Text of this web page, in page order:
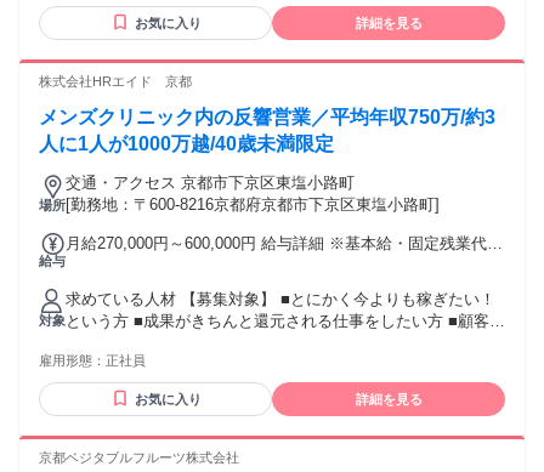
場合 ・PL(プロジェクトリーダー)手当 ※プロジェクトリーダ
ーになった場合 【昇給】 年1回
たい」 「安定した環境でキャリアを築きたい」 「仕事もプラ
イベートも充実させたい」 ⏩正社員登用を前提とした採用⏩
ですが、 一定期間勤務で正社員登用がございます ・正社員登
UPします ・長谷工グループの各種福利厚生利用可
お気に入り 詳細を見る
株式会社HRエイド 京都
メンズクリニック内の反響営業／平均年収750万/約3
人に1人が1000万越/40歳未満限定
場所
交通・アクセス 京都市下京区東塩小路町
[勤務地：〒600-8216京都府京都市下京区東塩小路町]
給与
月給270,000円～600,000円 給与詳細 ※基本給・固定残業代の
あたり5万円 〜 10万円（固定残業時間：1ヶ月あたり30時間）
固定残業時間を超えた勤務時間については別途残業代を支給
する 【一律手当】 全員に一律で支払われる通勤・皆勤・家族
手当金額：なし 全員に一律で支払われるその他手当金額：な
応じて決定） ※試用期間３ヶ月は、月給25～30万円 ※試用期
間中も、インセンティブの一部（業績連動ボーナス）支給 ■
平均年収750万円 ※プレイヤーでも年収1000万円以上が可
能。管理職だと年収2000万円以上が3名在籍。
対象
求めている人材 【募集対象】 ■とにかく今よりも稼ぎたい！
という方 ■成果がきちんと還元される仕事をしたい方 ■顧客に
ラー／商社／アパレル／人材業界 などの営業経験者が活躍
中。当社カウンセラーの90％以上が、医療業界未経験者で
雇用形態： 正社員
お気に入り 詳細を見る
京都ベジタブルフルーツ株式会社